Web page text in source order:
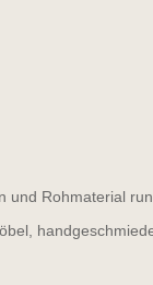
und Rohmaterial